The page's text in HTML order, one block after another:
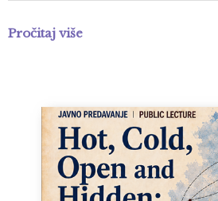
Pročitaj više